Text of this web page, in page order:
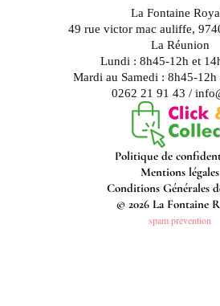
La Fontaine
49 rue victor mac auliffe,
La Réunion
Lundi : 8h45-12h et
Mardi au Samedi : 8h45-
0262 21 91 43 /
Politique de
Mentions légales
Conditions Générales
© 2026 La Fontaine
spam prevention